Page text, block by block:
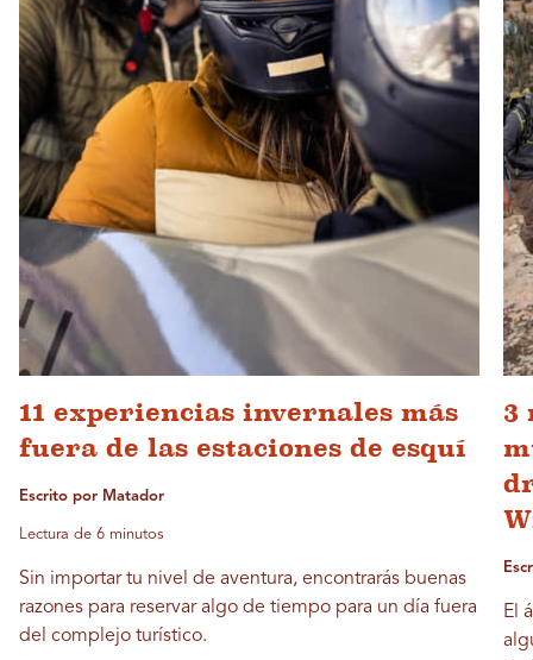
11 experiencias invernales más
fuera de las estaciones de esquí
Escrito por Matador
Lectura de 6 minutos
Sin importar tu nivel de aventura, encontrarás buenas
razones para reservar algo de tiempo para un día fuera
del complejo turístico.
3
El